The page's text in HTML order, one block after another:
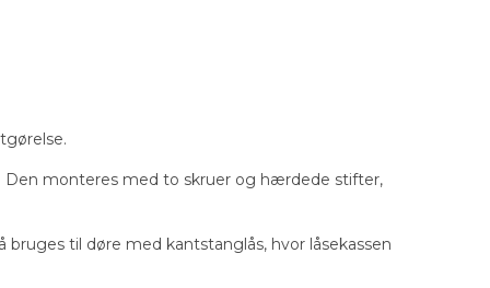
Den monteres med to skruer og hærdede stifter,
til døre med kantstanglås, hvor låsekassen